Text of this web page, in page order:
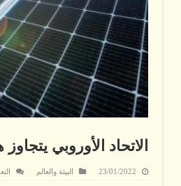
الاتحاد الأوروبي
23/01/2022 البيئة والعالم